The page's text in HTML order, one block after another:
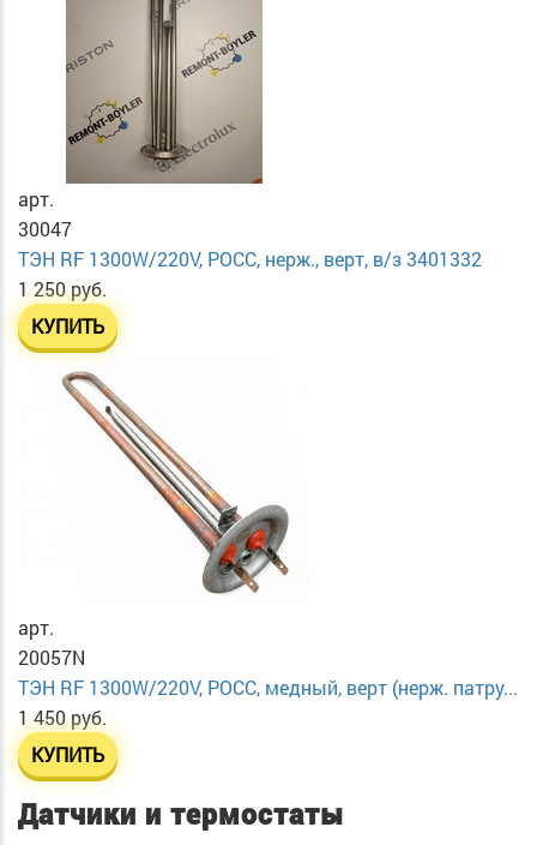
арт.
30047
ТЭН RF 1300W/220V, РОСС, нерж., верт, в/з 3401332
1 250 руб.
КУПИТЬ
арт.
20057N
ТЭН RF 1300W/220V, РОСС, медный, верт (нерж. патру...
1 450 руб.
КУПИТЬ
Датчики и термостаты